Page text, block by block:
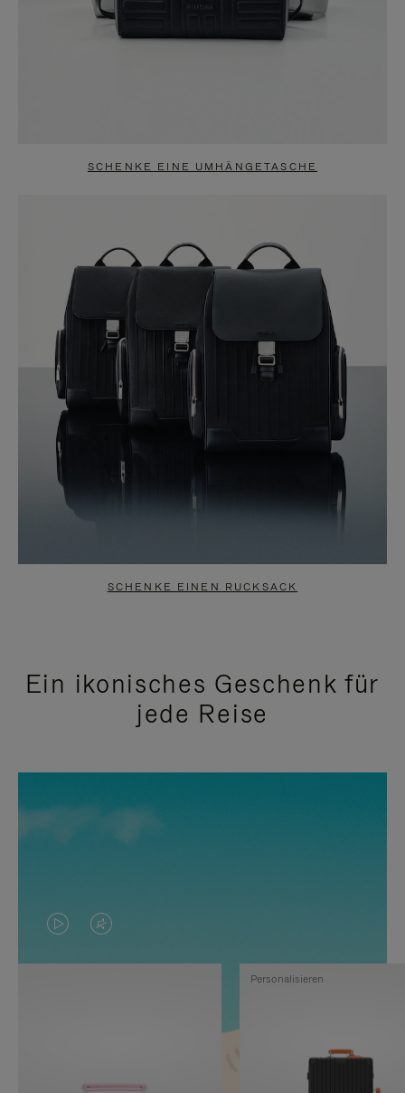
SCHENKE EINE UMHÄNGETASCHE
SCHENKE EINEN RUCKSACK
Ein ikonisches Geschenk für
jede Reise
DAS
VIDEO
VIDEO
IST
Personalisieren